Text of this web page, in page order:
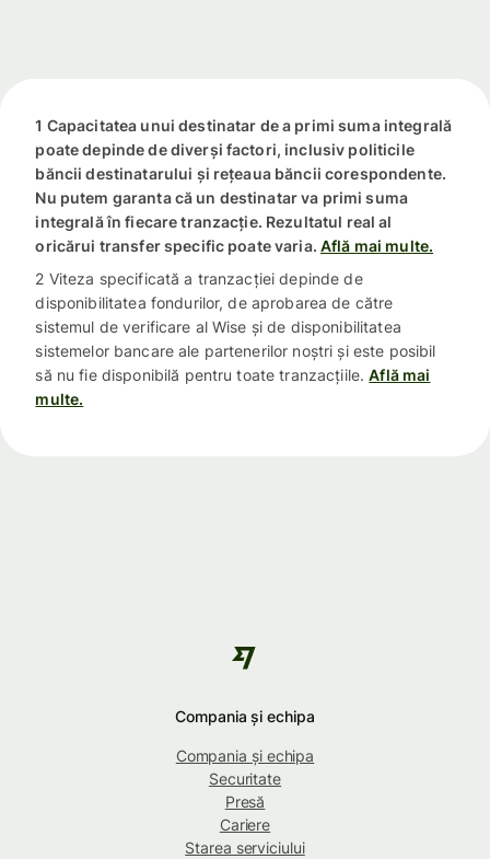
1 Capacitatea unui destinatar de a primi suma integrală
poate depinde de diverși factori, inclusiv politicile
băncii destinatarului și rețeaua băncii corespondente.
Nu putem garanta că un destinatar va primi suma
integrală în fiecare tranzacție. Rezultatul real al
oricărui transfer specific poate varia. Află mai multe.
2 Viteza specificată a tranzacției depinde de
disponibilitatea fondurilor, de aprobarea de către
sistemul de verificare al Wise și de disponibilitatea
sistemelor bancare ale partenerilor noștri și este posibil
să nu fie disponibilă pentru toate tranzacțiile. Află mai
multe.
Compania și echipa
Compania și echipa
Securitate
Presă
Cariere
Starea serviciului